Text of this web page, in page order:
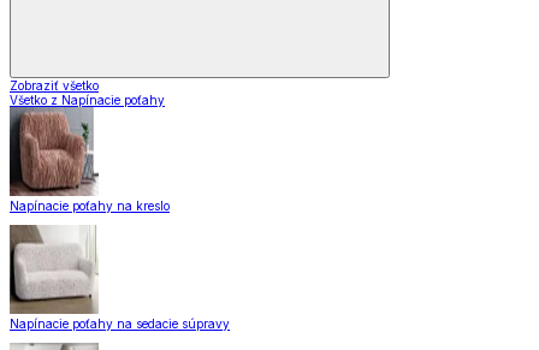
Zobraziť všetko
Všetko z Napínacie poťahy
Napínacie poťahy na kreslo
Napínacie poťahy na sedacie súpravy